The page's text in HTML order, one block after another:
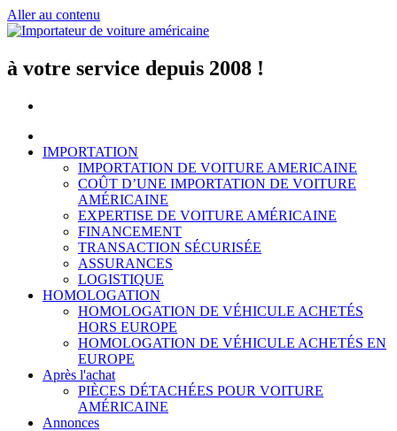
Aller au contenu
à votre service depuis 2008 !
IMPORTATION
IMPORTATION DE VOITURE AMERICAINE
COÛT D’UNE IMPORTATION DE VOITURE
AMÉRICAINE
EXPERTISE DE VOITURE AMÉRICAINE
FINANCEMENT
TRANSACTION SÉCURISÉE
ASSURANCES
LOGISTIQUE
HOMOLOGATION
HOMOLOGATION DE VÉHICULE ACHETÉS
HORS EUROPE
HOMOLOGATION DE VÉHICULE ACHETÉS EN
EUROPE
Après l'achat
PIÈCES DÉTACHÉES POUR VOITURE
AMÉRICAINE
Annonces